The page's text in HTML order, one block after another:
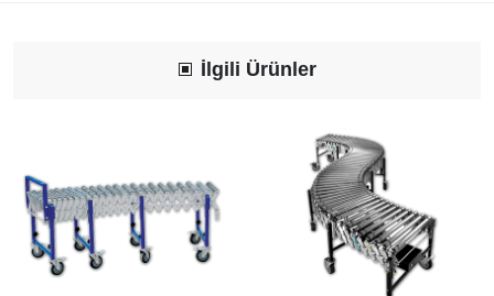
İlgili Ürünler